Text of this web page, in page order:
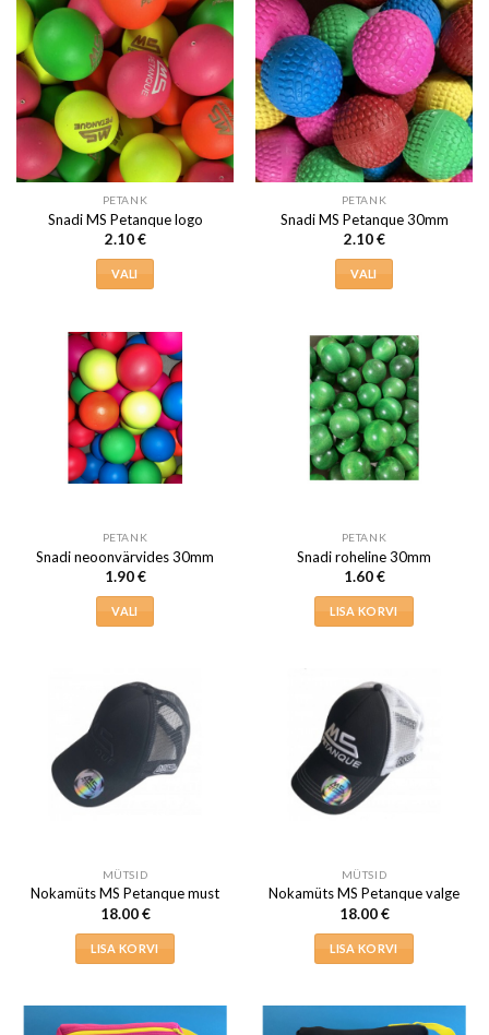
PETANK
Snadi MS Petanque logo
2.10€
VALI
on
mitu
varianti.
Valikuid
saab
teha
tootelehel.
PETANK
Snadi MS Petanque 30mm
2.10€
VALI
on
mitu
varianti.
Valikuid
saab
teha
tootelehel.
PETANK
Snadi neoonvärvides 30mm
1.90€
VALI
on
varianti.
Valikuid
saab
teha
PETANK
Snadi roheline 30mm
1.60€
LISA KORVI
MÜTSID
Nokamüts MS Petanque must
18.00€
LISA KORVI
MÜTSID
Nokamüts MS Petanque valge
18.00€
LISA KORVI